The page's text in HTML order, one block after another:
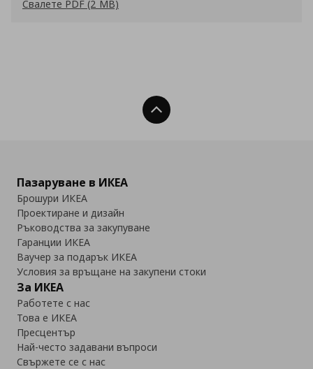
Свалете PDF (2 MB)
Нагоре
Пазаруване в ИКЕА
Брошури ИКЕА
Проектиране и дизайн
Ръководства за закупуване
Гаранции ИКЕА
Ваучер за подарък ИКЕА
Условия за връщане на закупени стоки
За ИКЕА
Работете с нас
Това е ИКЕА
Пресцентър
Най-често задавани въпроси
Свържете се с нас